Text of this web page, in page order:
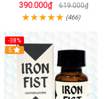
Thích
390.000₫ 619.000₫
(466)
-38%
5